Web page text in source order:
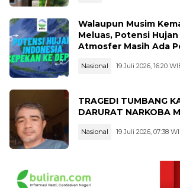
Walaupun Musim
Meluas, Potensi
Atmosfer Masih Ada
Nasional 19 Juli 2026, 16:20
TRAGEDI TUMBANG
DARURAT NARKOBA
Nasional 19 Juli 2026, 07:38